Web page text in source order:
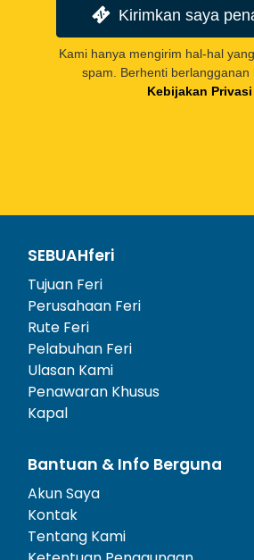
Kirimkan saya
Kami hanya mengirim hal-hal
spam. Berhenti berlangganan
Kebijakan Privasi
SEBUAHferi
Tujuan Feri
Perusahaan Feri
Rute Feri
Pelabuhan Feri
Ulasan Kami
Penawaran Khusus
Kapal
Bantuan & Info Berguna
Akun Saya
Kontak
Tentang Kami